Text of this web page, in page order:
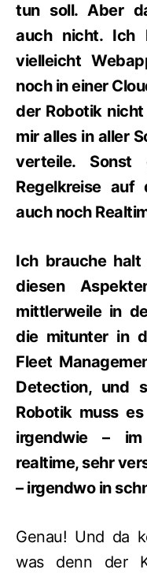
tun soll. Aber
auch nicht. Ich
vielleicht
noch in einer
der Robotik
mir alles in aller
verteile.
Regelkreise
auch noch
Ich brauche halt
diesen
mittlerweile in
die mitunter in
Fleet
Detection, und
Robotik muss
irgendwie –
realtime, sehr
– irgendwo in
Genau! Und da
was denn der